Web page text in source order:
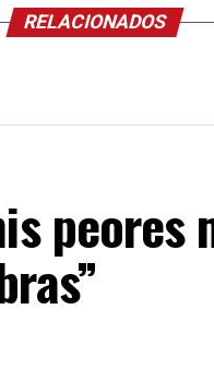
RELACIONADOS
peores